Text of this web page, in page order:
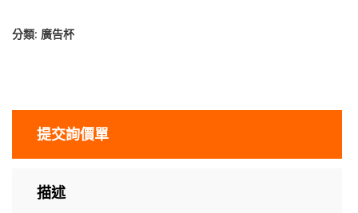
分類: 廣告杯
提交詢價單
描述